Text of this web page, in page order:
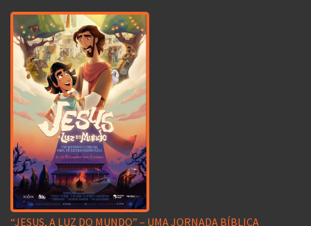
“JESUS, A LUZ DO MUNDO” – UMA JORNADA BÍBLICA